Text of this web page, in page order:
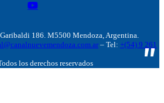
186. M5500 Mendoza, Argentina.
– Tel: +(54) 9 261
los derechos reservados